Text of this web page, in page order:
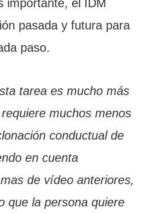
importante, el IDM
pasada y futura para
paso.
tarea es mucho más
muchos menos
conductual de
en cuenta
de vídeo anteriores,
que la persona quiere